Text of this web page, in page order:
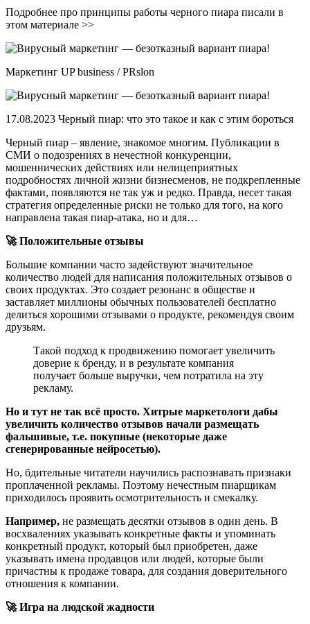
Подробнее про принципы работы черного пиара писали в
этом материале >>
Маркетинг UP business / PRslon
17.08.2023 Черный пиар: что это такое и как с этим бороться
Черный пиар – явление, знакомое многим. Публикации в
СМИ о подозрениях в нечестной конкуренции,
мошеннических действиях или нелицеприятных
подробностях личной жизни бизнесменов, не подкрепленные
фактами, появляются не так уж и редко. Правда, несет такая
стратегия определенные риски не только для того, на кого
направлена такая пиар-атака, но и для…
🚀 Положительные отзывы
Большие компании часто задействуют значительное
количество людей для написания положительных отзывов о
своих продуктах. Это создает резонанс в обществе и
заставляет миллионы обычных пользователей бесплатно
делиться хорошими отзывами о продукте, рекомендуя своим
друзьям.
Такой подход к продвижению помогает увеличить
доверие к бренду, и в результате компания
получает больше выручки, чем потратила на эту
рекламу.
Но и тут не так всё просто. Хитрые маркетологи дабы
увеличить количество отзывов начали размещать
фальшивые, т.е. покупные (некоторые даже
сгенерированные нейросетью).
Но, бдительные читатели научились распознавать признаки
проплаченной рекламы. Поэтому нечестным пиарщикам
приходилось проявить осмотрительность и смекалку.
Например, не размещать десятки отзывов в один день. В
восхвалениях указывать конкретные факты и упоминать
конкретный продукт, который был приобретен, даже
указывать имена продавцов или людей, которые были
причастны к продаже товара, для создания доверительного
отношения к компании.
🚀 Игра на людской жадности